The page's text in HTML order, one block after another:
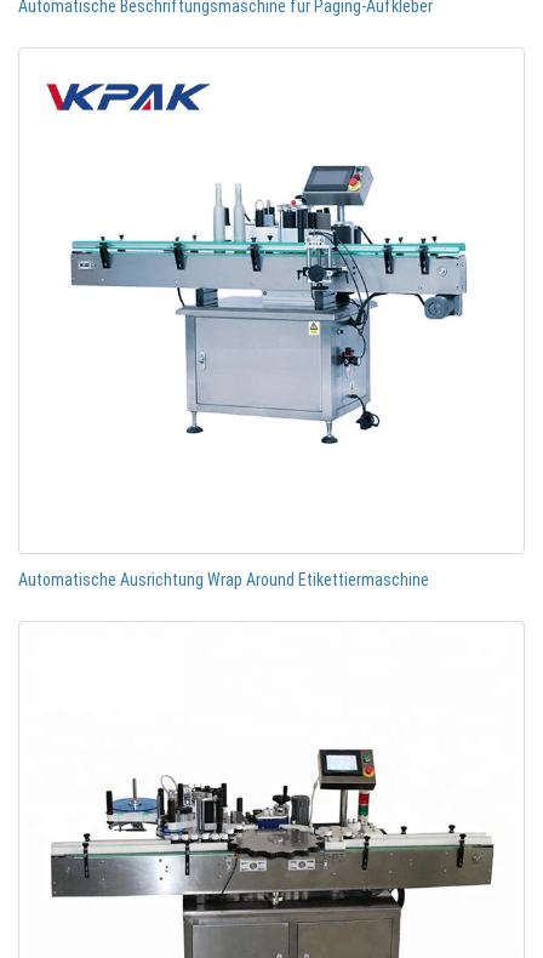
Automatische Beschriftungsmaschine für Paging-Aufkleber
Automatische Ausrichtung Wrap Around Etikettiermaschine